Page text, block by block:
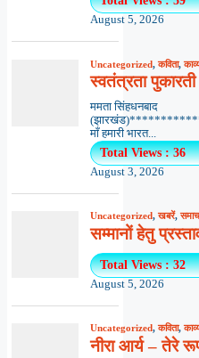
August 5, 2026
Uncategorized,कविता,
स्वतंत्रता पुकारती
ममता सिंहधनबाद
माँ हमारी भारत...
Total Views : 36
August 3, 2026
Uncategorized,खबरें,
सम्मानों हेतु
Total Views : 32
August 5, 2026
Uncategorized,कविता,
नीरा आर्य – तेरे